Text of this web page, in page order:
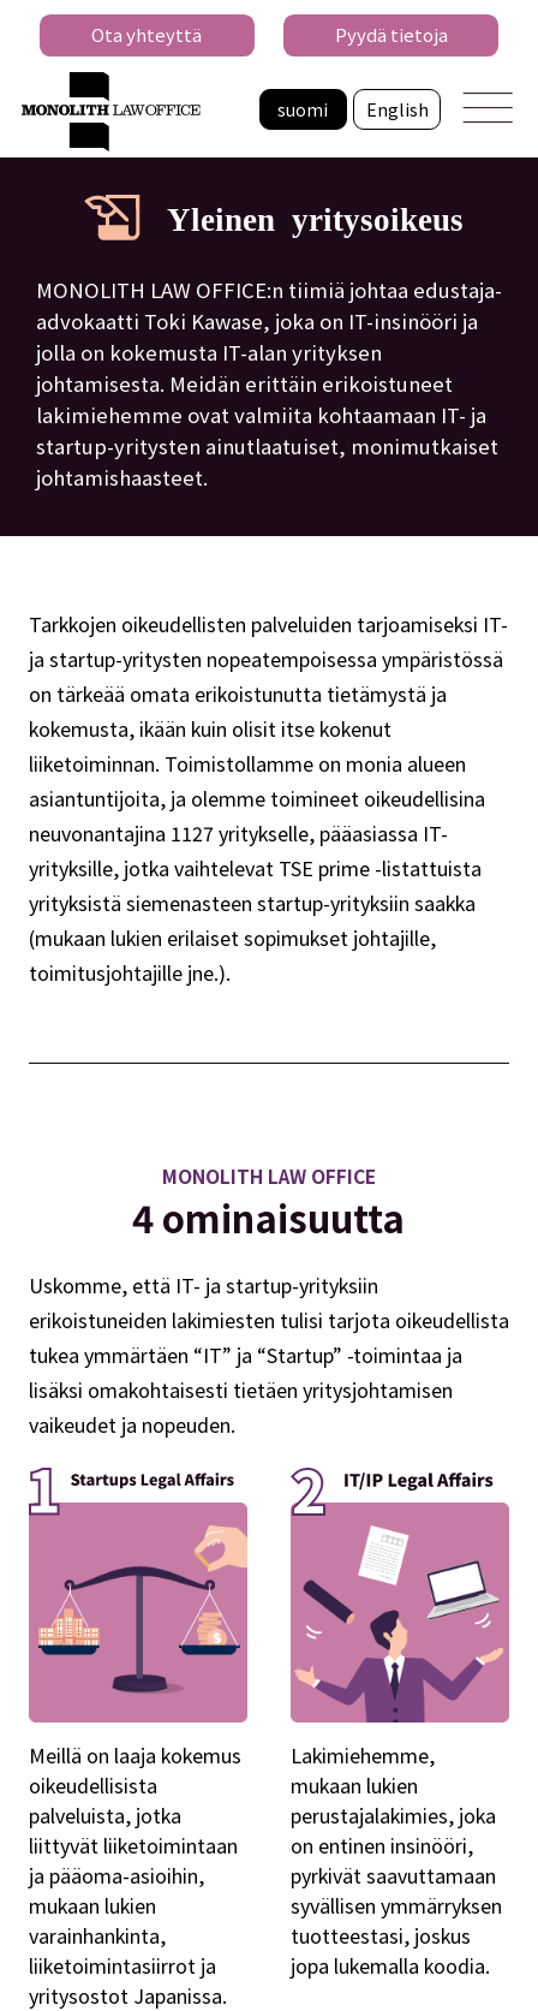
suomi English
Ota yhteyttä Pyydä tietoja
Yleinen yritysoikeus
MONOLITH LAW OFFICE:n tiimiä johtaa edustaja-
advokaatti Toki Kawase, joka on IT-insinööri ja
jolla on kokemusta IT-alan yrityksen
johtamisesta. Meidän erittäin erikoistuneet
lakimiehemme ovat valmiita kohtaamaan IT- ja
startup-yritysten ainutlaatuiset, monimutkaiset
johtamishaasteet.
Tarkkojen oikeudellisten palveluiden tarjoamiseksi IT-
ja startup-yritysten nopeatempoisessa ympäristössä
on tärkeää omata erikoistunutta tietämystä ja
kokemusta, ikään kuin olisit itse kokenut
liiketoiminnan. Toimistollamme on monia alueen
asiantuntijoita, ja olemme toimineet oikeudellisina
neuvonantajina 1127 yritykselle, pääasiassa IT-
yrityksille, jotka vaihtelevat TSE prime -listattuista
yrityksistä siemenasteen startup-yrityksiin saakka
(mukaan lukien erilaiset sopimukset johtajille,
toimitusjohtajille jne.).
MONOLITH LAW OFFICE
4 ominaisuutta
Uskomme, että IT- ja startup-yrityksiin
erikoistuneiden lakimiesten tulisi tarjota oikeudellista
tukea ymmärtäen “IT” ja “Startup” -toimintaa ja
lisäksi omakohtaisesti tietäen yritysjohtamisen
vaikeudet ja nopeuden.
Meillä on laaja kokemus
oikeudellisista
palveluista, jotka
liittyvät liiketoimintaan
ja pääoma-asioihin,
mukaan lukien
varainhankinta,
liiketoimintasiirrot ja
yritysostot Japanissa.
Lakimiehemme,
mukaan lukien
perustajalakimies, joka
on entinen insinööri,
pyrkivät saavuttamaan
syvällisen ymmärryksen
tuotteestasi, joskus
jopa lukemalla koodia.